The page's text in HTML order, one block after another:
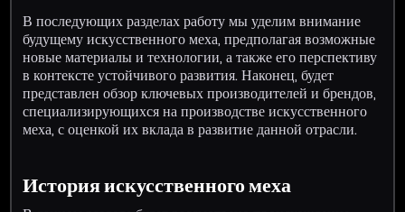
В последующих разделах работу мы уделим внимание
будущему искусственного меха, предполагая возможные
новые материалы и технологии, а также его перспективу
в контексте устойчивого развития. Наконец, будет
представлен обзор ключевых производителей и брендов,
специализирующихся на производстве искусственного
меха, с оценкой их вклада в развитие данной отрасли.
История искусственного меха